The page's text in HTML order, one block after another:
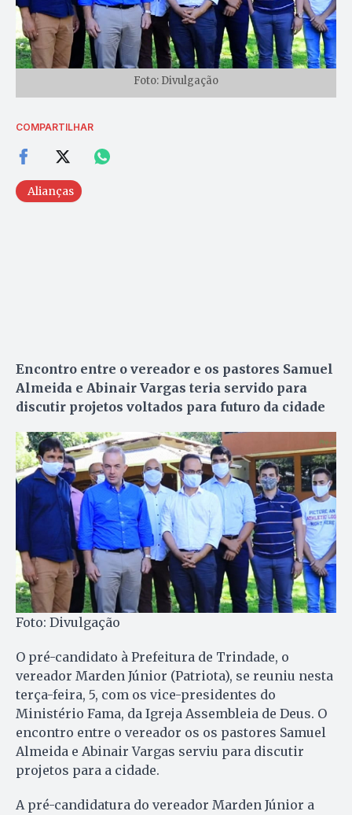
Foto: Divulgação
COMPARTILHAR
Alianças
Encontro entre o vereador e os pastores Samuel
Almeida e Abinair Vargas teria servido para
discutir projetos voltados para futuro da cidade
Foto: Divulgação
O pré-candidato à Prefeitura de Trindade, o
vereador Marden Júnior (Patriota), se reuniu nesta
terça-feira, 5, com os vice-presidentes do
Ministério Fama, da Igreja Assembleia de Deus. O
encontro entre o vereador os os pastores Samuel
Almeida e Abinair Vargas serviu para discutir
projetos para a cidade.
A pré-candidatura do vereador Marden Júnior a